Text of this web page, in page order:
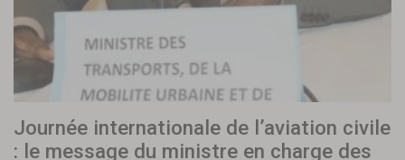
Journée internationale de l’aviation civile
: le message du ministre en charge des